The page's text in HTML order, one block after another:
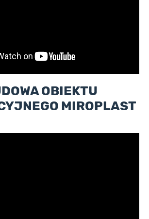
OBIEKTU
MIROPLAST